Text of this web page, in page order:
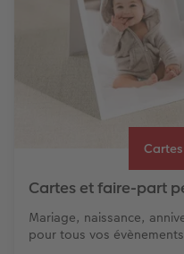
Cartes et faire-part
Mariage, naissance,
pour tous vos